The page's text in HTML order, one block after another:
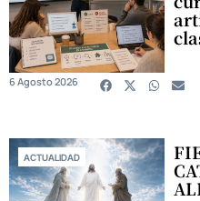
6 Agosto 2026
ACTUALIDAD